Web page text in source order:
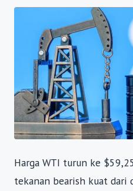
Harga WTI turun ke
tekanan bearish kuat dari